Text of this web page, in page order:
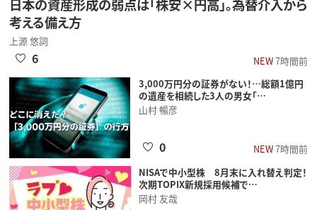
日本の資産形成の弱点は「株安×円高」。為替介入から
考える備え方
上源 悠詞
NEW7時間前
6
3,000万円分の証券がない！…総額1億円
の遺産を相続した3人の男女「…
山村 暢彦
NEW7時間前
0
NISAで中小型株 8月末に入れ替え判定！
次期TOPIX新規採用候補で…
岡村 友哉